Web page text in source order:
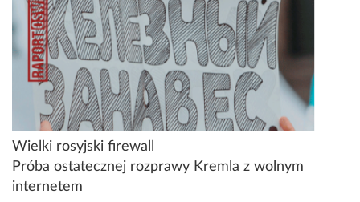
Wielki rosyjski firewall
Próba ostatecznej rozprawy Kremla z wolnym
internetem